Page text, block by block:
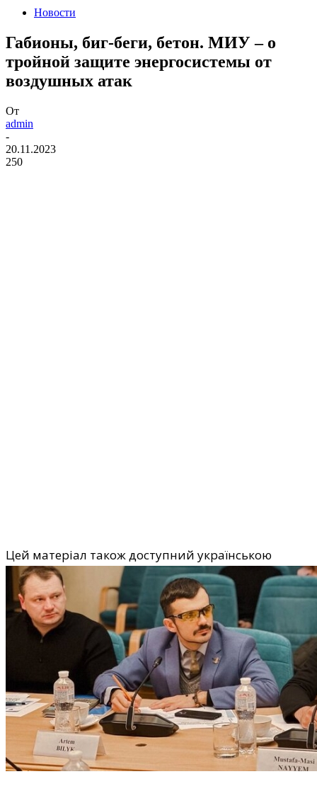
Новости
Габионы, биг-беги, бетон. МИУ – о
тройной защите энергосистемы от
воздушных атак
От
admin
-
20.11.2023
250
Цей матеріал також доступний українською